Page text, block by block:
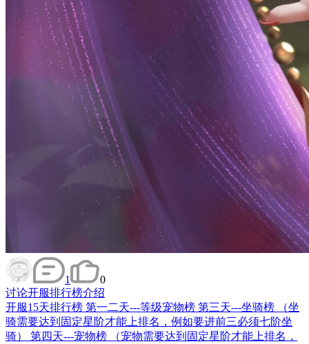
1
0
讨论开服排行榜介绍
开服15天排行榜 第一二天---等级宠物榜 第三天---坐骑榜 （坐
骑需要达到固定星阶才能上排名，例如要进前三必须七阶坐
骑） 第四天---宠物榜 （宠物需要达到固定星阶才能上排名，